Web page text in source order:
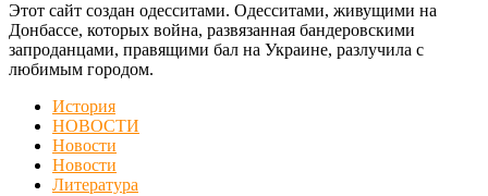
Этот сайт создан одесситами. Одесситами, живущими на
Донбассе, которых война, развязанная бандеровскими
запроданцами, правящими бал на Украине, разлучила с
любимым городом.
История
НОВОСТИ
Новости
Новости
Литература